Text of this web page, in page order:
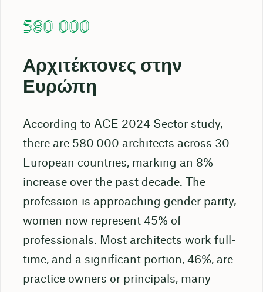
580 000
Αρχιτέκτονες στην
Ευρώπη
According to ACE 2024 Sector study,
there are 580 000 architects across 30
European countries, marking an 8%
increase over the past decade. The
profession is approaching gender parity,
women now represent 45% of
professionals. Most architects work full-
time, and a significant portion, 46%, are
practice owners or principals, many